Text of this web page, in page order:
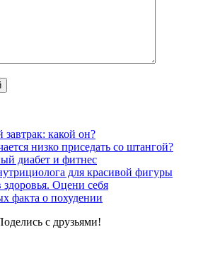
какой он?
низко приседать со штангой?
диабет и фитнес
для красивой фигуры
Оцени себя
факта о похудении
с друзьями!